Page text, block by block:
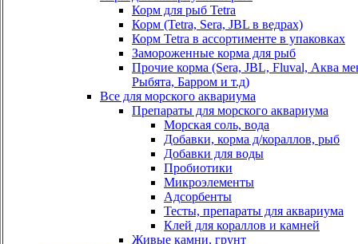
Корм для рыб Tetra
Корм (Tetra, Sera, JBL в ведрах)
Корм Tetra в ассортименте в упаковках
Замороженные корма для рыб
Прочие корма (Sera, JBL, Fluval, Аква
Рыбята, Барром и т.д)
Все для морского аквариума
Препараты для морского аквариума
Морская соль, вода
Добавки, корма д/кораллов, рыб
Добавки для воды
Пробиотики
Микроэлементы
Адсорбенты
Тесты, препараты для аквариума
Клей для кораллов и камней
Живые камни, грунт